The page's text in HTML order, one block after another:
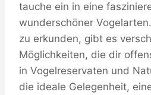
tauche ein in eine
wunderschöner
zu erkunden, gibt es
Möglichkeiten, die dir
in Vogelreservaten und
die ideale Gelegenheit,